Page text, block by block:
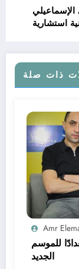
الإسماعيلي
استشارية
ذات صلة
Amr
للموسم
الجديد